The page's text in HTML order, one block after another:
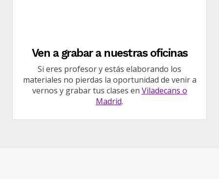
Ven a grabar a nuestras oficinas
Si eres profesor y estás elaborando los
materiales no pierdas la oportunidad de venir a
vernos y grabar tus clases en Viladecans o
Madrid.